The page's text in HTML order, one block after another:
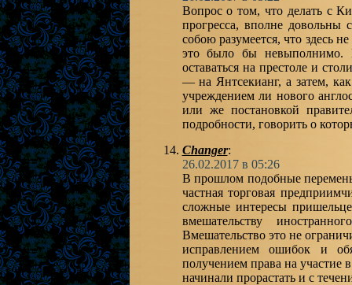
Вопрос о том, что делать с
прогресса, вполне
собою разумеется, что здесь
это было бы невыполнимо.
оставаться на престоле и
— на Янтсекианг, а затем,
учреждением ли нового
или же постановкой
подробности, говорить о
Changer:
26.02.2017 в 05:26
В прошлом подобные
частная торговая
сложные интересы
вмешательству
Вмешательство это не
исправлением ошибок и
получением права на участие
начинали прорастать и с